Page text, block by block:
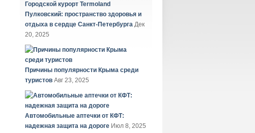
Городской курорт Termoland
Пулковский: пространство здоровья и
отдыха в сердце Санкт-Петербурга Дек
20, 2025
Причины популярности Крыма среди
туристов Авг 23, 2025
Автомобильные аптечки от КФТ:
надежная защита на дороге Июл 8, 2025